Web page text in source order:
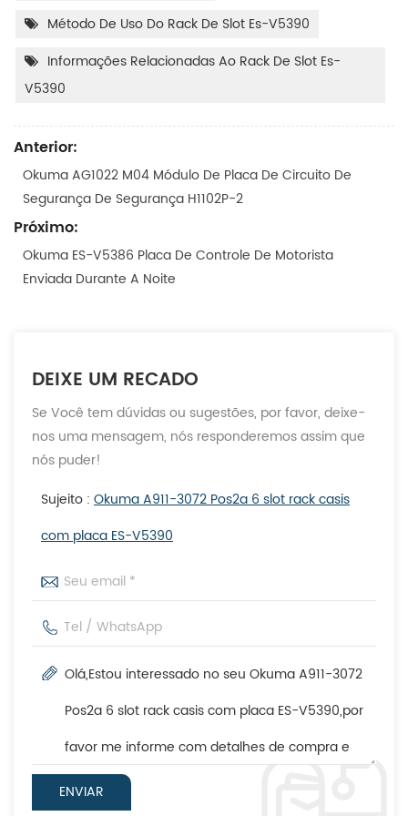
Método De Uso Do Rack De Slot Es-V5390
Informações Relacionadas Ao Rack De Slot Es-
V5390
Anterior:
Okuma AG1022 M04 Módulo De Placa De Circuito De
Segurança De Segurança H1102P-2
Próximo:
Okuma ES-V5386 Placa De Controle De Motorista
Enviada Durante A Noite
DEIXE UM RECADO
Se Você tem dúvidas ou sugestões, por favor, deixe-
nos uma mensagem, nós responderemos assim que
nós puder!
Sujeito : Okuma A911-3072 Pos2a 6 slot rack casis
com placa ES-V5390